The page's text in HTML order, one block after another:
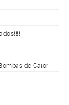
de Calor